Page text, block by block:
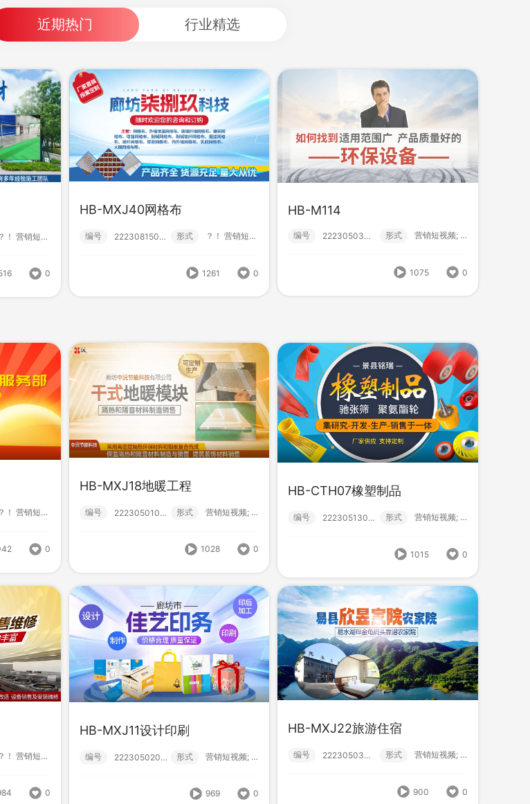
近期热门 行业精选
0
HB-MXJ40网格布
0
cc数字人-生活用品001
编号 222308150000 形式
HB-M114
222305030027
0
HB-SPH08真空包装袋
222305020000 形式
HB-CTH06苗木
222305030018 形式
？！ 营销短视频; 小视频; 初级款;
0
HB-MXJ40网格布
编号 222308150001 形式 ？！ 营销短视频; 小视频; 初级款;
1261 0
HB-M114
编号 222305030027 形式 营销短视频; 小视频; 初级款;
1075 0
？！ 营销短视频; 小视频; 初级款;
0
HB-MXJ18地暖工程
编号 222305010000 形式 营销短视频; 小视频; 初级款;
1028 0
HB-CTH07橡塑制品
编号 222305130008 形式 营销短视频; 小视频; 初级款;
1015 0
？！ 营销短视频; 小视频; 初级款;
0
HB-MXJ11设计印刷
编号 222305020000 形式 营销短视频; 小视频; 初级款;
969 0
HB-MXJ22旅游住宿
编号 222305030017 形式 营销短视频; 小视频; 初级款;
900 0